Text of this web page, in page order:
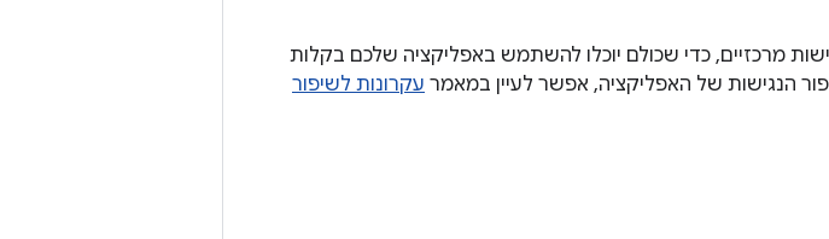
מרכזיים, כדי שכולם יוכלו להשתמש באפליקציה שלכם בקלות
הנגישות של האפליקציה, אפשר לעיין במאמר עקרונות לשיפור